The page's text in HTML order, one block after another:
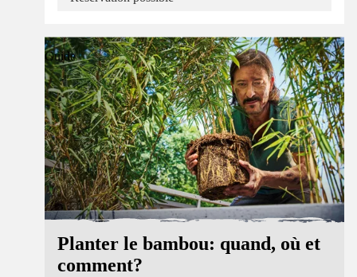
Guide
Planter le bambou: quand, où et
comment?